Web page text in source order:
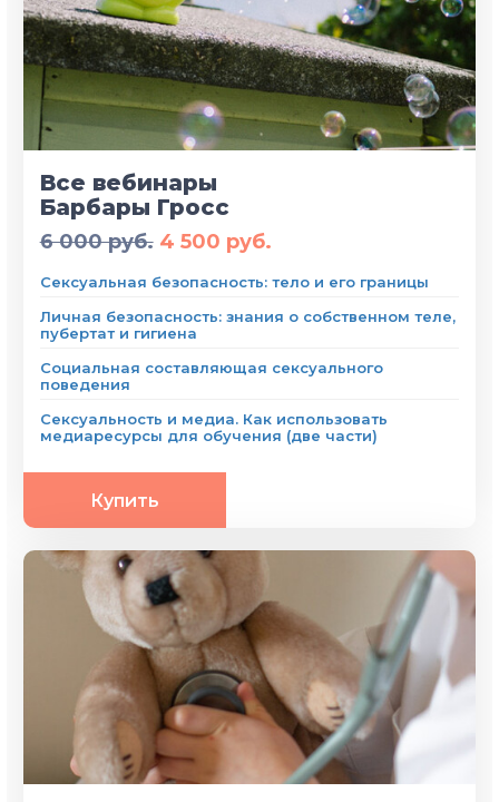
Все вебинары
Барбары Гросс
6 000 руб.4 500 руб.
Сексуальная безопасность: тело и его границы
Личная безопасность: знания о собственном теле,
пубертат и гигиена
Социальная составляющая сексуального
поведения
Сексуальность и медиа. Как использовать
медиаресурсы для обучения (две части)
Купить